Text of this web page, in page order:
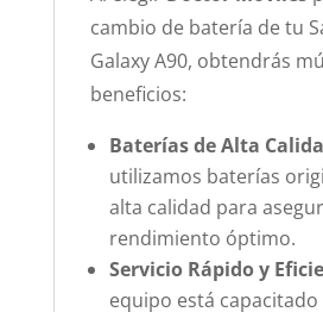
cambio de batería de tu
Galaxy A90, obtendrás
beneficios:
Baterías de Alta
utilizamos baterías
alta calidad para
rendimiento óptimo.
Servicio Rápido y
equipo está